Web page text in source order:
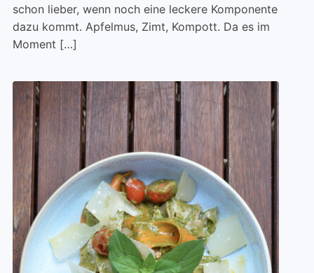
schon lieber, wenn noch eine leckere Komponente
dazu kommt. Apfelmus, Zimt, Kompott. Da es im
Moment […]